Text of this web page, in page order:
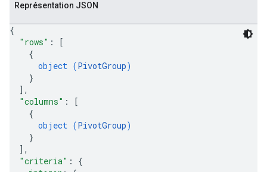
Représentation JSON
{
"rows" :
[
{
object (PivotGroup)
}
] ,
"columns" :
[
{
object (PivotGroup)
}
] ,
"criteria" : {